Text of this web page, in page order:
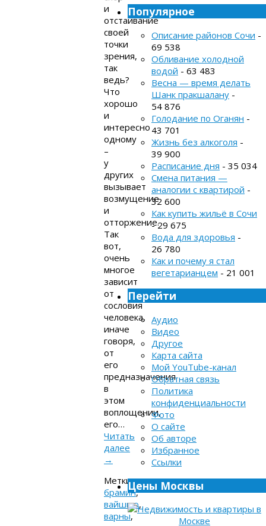
и
отстаивание
своей
точки
зрения,
так
ведь?
Что
хорошо
и
интересно
одному
–
у
других
вызывает
возмущение
и
отторжение.
Так
вот,
очень
многое
зависит
от
сословия
человека,
иначе
говоря,
от
его
предназначения
в
этом
воплощении,
его…
Читать
далее
→
Метки:
брамин,
вайшью,
варны,
Популярное
Описание районов Сочи -
69 538
Обливание холодной
водой - 63 483
Весна — время делать
Шанк пракшалану -
54 876
Голодание по Оганян -
43 701
Жизнь без алкоголя -
39 900
Расписание дня - 35 034
Смена питания —
аналогии с квартирой -
32 600
Как купить жильё в Сочи
- 29 675
Вода для здоровья -
26 780
Как и почему я стал
вегетарианцем - 21 001
Перейти
Аудио
Видео
Другое
Карта сайта
Мой YouTube-канал
Обратная связь
Политика
конфиденциальности
Фото
О сайте
Об авторе
Избранное
Ссылки
Цены Москвы